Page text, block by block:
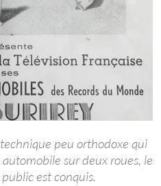
peu orthodoxe qui
sur deux roues, le
est conquis.